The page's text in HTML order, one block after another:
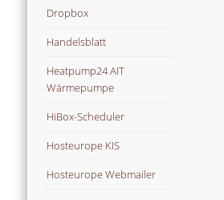
Dropbox
Handelsblatt
Heatpump24 AIT
Wärmepumpe
HiBox-Scheduler
Hosteurope KIS
Hosteurope Webmailer